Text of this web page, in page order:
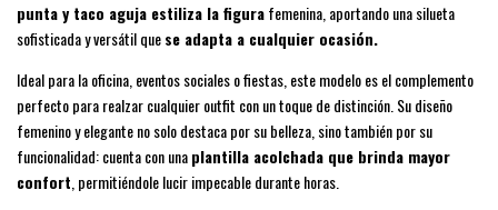
punta y taco aguja estiliza la figurafemenina, aportando una silueta
sofisticada y versátil quese adapta a cualquier ocasión.
Ideal para la oficina, eventos sociales o fiestas, este modelo es el complemento
perfecto para realzar cualquier outfit con un toque de distinción. Su diseño
femenino y elegante no solo destaca por su belleza, sino también por su
funcionalidad: cuenta con unaplantilla acolchada que brinda mayor
confort , permitiéndole lucir impecable durante horas.